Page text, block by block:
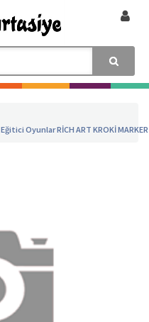
Eğitici OyunlarRİCH ART KROKİ